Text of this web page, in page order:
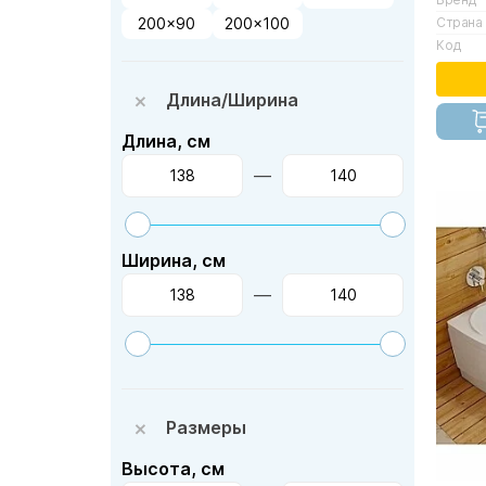
200x90
200x100
Длина/Ширина
Длина, см
—
Ширина, см
—
Размеры
Высота, см
Страна
Код